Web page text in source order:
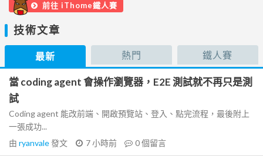
前往 iThome鐵人賽
技術文章
最新 熱門 鐵人賽
當 coding agent 會操作瀏覽器，E2E 測試就不再只是測
試
Coding agent 能改前端、開啟預覽站、登入、點完流程，最後附上
一張成功...
由 ryanvale發文 7 小時前 0個留言